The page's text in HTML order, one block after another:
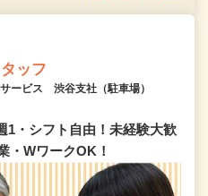
ッフ
ービス 渋谷支社（駐車場）
1・シフト自由！未経験大歓
・WワークOK！